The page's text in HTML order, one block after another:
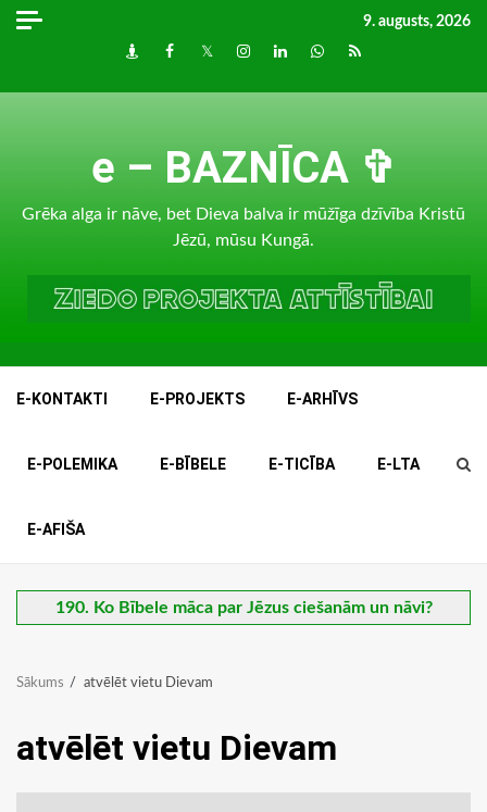
Skip
9. augusts, 2026
DraugiemFacebook
TwitterInstagram
LinkedInwhatsapp
RSS
e – BAZNĪCA ✞
Grēka alga ir nāve, bet Dieva balva ir mūžīga dzīvība Kristū
Jēzū, mūsu Kungā.
E-KONTAKTI E-PROJEKTS E-ARHĪVS
E-POLEMIKA E-BĪBELE E-TICĪBA E-LTA
E-AFIŠA
190. Ko Bībele māca par Jēzus ciešanām un nāvi?
Sākums atvēlēt vietu Dievam
atvēlēt vietu Dievam